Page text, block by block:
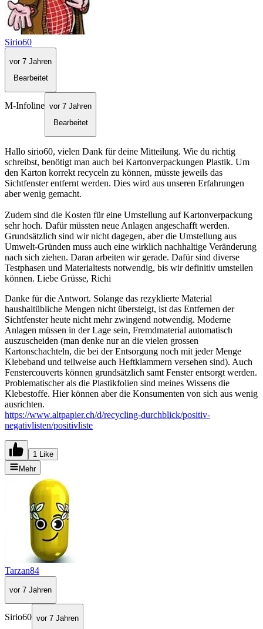
Sirio60
vor 7 Jahren
Bearbeitet
M-Infoline vor 7 Jahren
Bearbeitet
Hallo sirio60, vielen Dank für deine Mitteilung. Wie du richtig
schreibst, benötigt man auch bei Kartonverpackungen Plastik. Um
den Karton korrekt recyceln zu können, müsste jeweils das
Sichtfenster entfernt werden. Dies wird aus unseren Erfahrungen
aber wenig gemacht.
Zudem sind die Kosten für eine Umstellung auf Kartonverpackung
sehr hoch. Dafür müssten neue Anlagen angeschafft werden.
Grundsätzlich sind wir nicht dagegen, aber die Umstellung aus
Umwelt-Gründen muss auch eine wirklich nachhaltige Veränderung
nach sich ziehen. Daran arbeiten wir gerade. Dafür sind diverse
Testphasen und Materialtests notwendig, bis wir definitiv umstellen
können. Liebe Grüsse, Richi
Danke für die Antwort. Solange das rezyklierte Material
haushaltübliche Mengen nicht übersteigt, ist das Entfernen der
Sichtfenster heute nicht mehr zwingend notwendig. Moderne
Anlagen müssen in der Lage sein, Fremdmaterial automatisch
auszuscheiden (man denke nur an die vielen grossen
Kartonschachteln, die bei der Entsorgung noch mit jeder Menge
Klebeband und teilweise auch Heftklammern versehen sind). Auch
Fenstercouverts können grundsätzlich samt Fenster entsorgt werden.
Problematischer als die Plastikfolien sind meines Wissens die
Klebestoffe. Hier können aber die Konsumenten von sich aus wenig
ausrichten.
https://www.altpapier.ch/d/recycling-durchblick/positiv-
negativlisten/positivliste
1 Like
Mehr
Tarzan84
vor 7 Jahren
Sirio60 vor 7 Jahren